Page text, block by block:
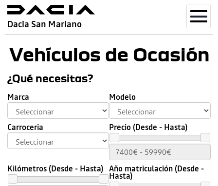
Dacia San Mariano
Vehículos de Ocasión
¿Qué necesitas?
Marca Modelo
Carroceria Precio (Desde - Hasta)
Kilómetros (Desde - Hasta) Año matriculación (Desde -
Hasta)